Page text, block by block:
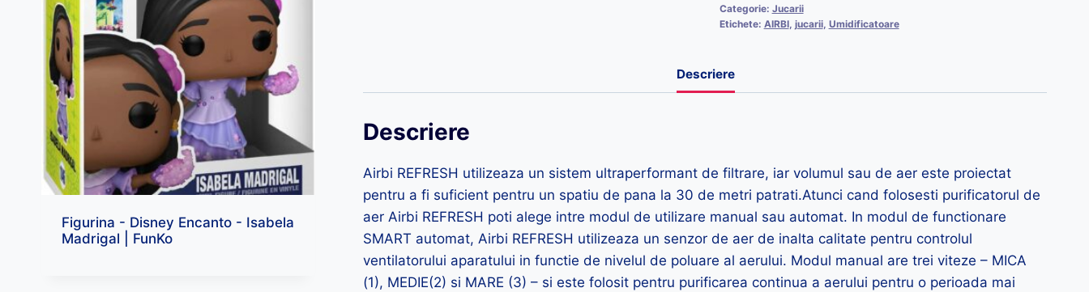
Categorie: Jucarii
Etichete: AIRBI, jucarii, Umidificatoare
Descriere
Descriere
Airbi REFRESH utilizeaza un sistem ultraperformant de filtrare, iar volumul sau de aer este proiectat
pentru a fi suficient pentru un spatiu de pana la 30 de metri patrati.Atunci cand folosesti purificatorul de
aer Airbi REFRESH poti alege intre modul de utilizare manual sau automat. In modul de functionare
SMART automat, Airbi REFRESH utilizeaza un senzor de aer de inalta calitate pentru controlul
ventilatorului aparatului in functie de nivelul de poluare al aerului. Modul manual are trei viteze – MICA
(1), MEDIE(2) si MARE (3) – si este folosit pentru purificarea continua a aerului pentru o perioada mai
Figurina - Disney Encanto - Isabela
Madrigal | FunKo